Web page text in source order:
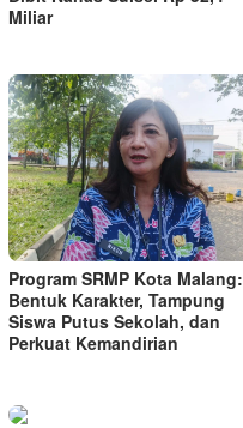
Miliar
Program SRMP Kota Malang:
Bentuk Karakter, Tampung
Siswa Putus Sekolah, dan
Perkuat Kemandirian